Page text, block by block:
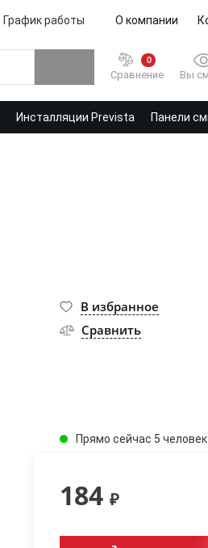
График работы О компании
0
Сравнение Вы
Инсталляции Prevista Панели
В избранное
Сравнить
Прямо сейчас 5
184 ₽